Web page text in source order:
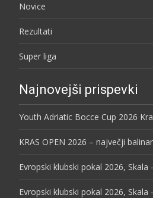
Novice
Rezultati
Super liga
Najnovejši prispevki
Youth Adriatic Bocce Cup 2026
KRAS OPEN 2026 – največji
Evropski klubski pokal 2026, Skala
Evropski klubski pokal 2026, Skala